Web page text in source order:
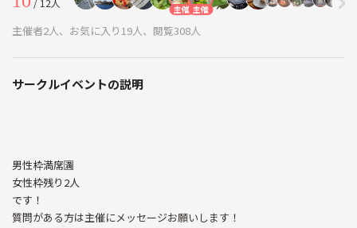
/ 12人 主催 主催
主催者2人、お気に入り19人、閲覧308人
サークルイベントの説明
男性枠満席🈵
女性枠残り2人
です！
質問がある方は主催にメッセージお願いします！